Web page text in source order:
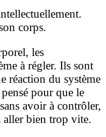
corps.
les
à régler. Ils sont
réaction du système
pour que le
avoir à contrôler,
aller bien trop vite.